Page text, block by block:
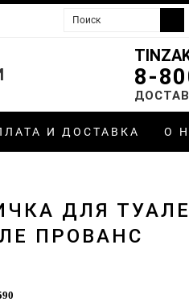
8-
И ДОСТАВКА О
ДЛЯ
ПРОВАНС